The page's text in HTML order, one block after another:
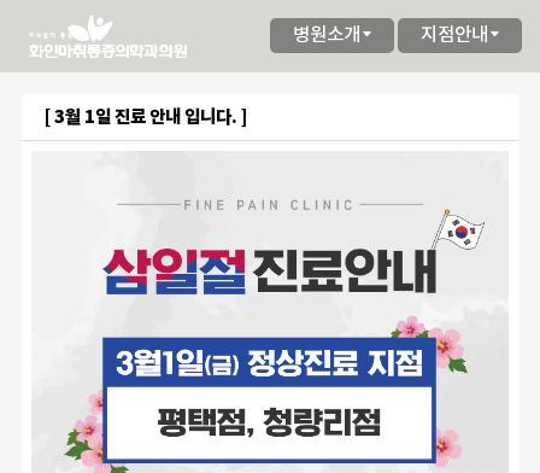
병원소개 지점안내
[ 3월 1일 진료 안내 입니다. ]